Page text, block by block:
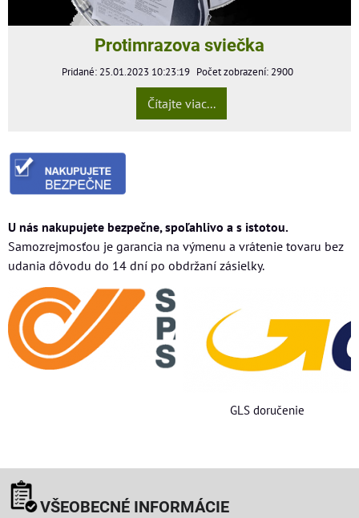
Protimrazova sviečka
Pridané: 25.01.2023 10:23:19 Počet zobrazení: 2900
Čítajte viac...
U nás nakupujete bezpečne, spoľahlivo a s istotou.
Samozrejmosťou je garancia na výmenu a vrátenie tovaru bez
udania dôvodu do 14 dní po obdržaní zásielky.
GLS doručenie
VŠEOBECNÉ INFORMÁCIE